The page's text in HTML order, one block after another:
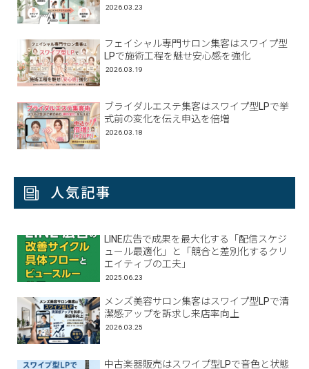
2026.03.23
フェイシャル専門サロン集客はスワイプ型
LPで施術工程を魅せ安心感を強化
2026.03.19
ブライダルエステ集客はスワイプ型LPで挙
式前の変化を伝え申込を倍増
2026.03.18
人気記事
LINE広告で成果を最大化する「配信スケジ
ュール最適化」と「競合と差別化するクリ
エイティブの工夫」
2025.06.23
メンズ美容サロン集客はスワイプ型LPで清
潔感アップを訴求し来店率向上
2026.03.25
中古楽器販売はスワイプ型LPで音色と状態